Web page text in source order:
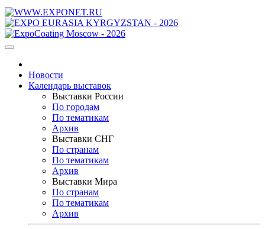
Новости
Календарь выставок
Выставки России
По городам
По тематикам
Архив
Выставки СНГ
По странам
По тематикам
Архив
Выставки Мира
По странам
По тематикам
Архив